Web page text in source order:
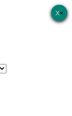
×
×
×
×
×